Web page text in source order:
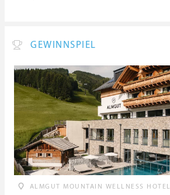
GEWINNSPIEL
ALMGUT MOUNTAIN WELLNESS HOTEL